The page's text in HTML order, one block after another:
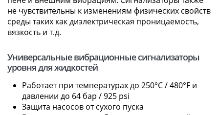
не чувствительны к изменениям физических свойств
среды таких как диэлектрическая проницаемость,
вязкость и т.д.
Универсальные вибрационные сигнализаторы
уровня для жидкостей
Работает при температурах до 250°C / 480°F и
давлении до 64 бар / 925 psi
Защита насосов от сухого пуска